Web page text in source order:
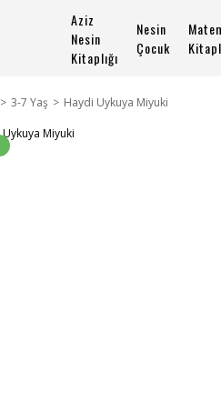
Aziz
Nesin
Kitaplığı
Nesin
Çocuk
3-7 Yaş Haydi Uykuya Miyuki